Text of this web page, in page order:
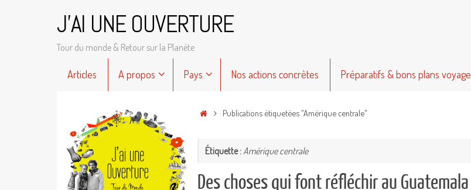
J'AI UNE OUVERTURE
Tour du monde & Retour sur la Planète
Articles A propos Pays Nos actions concrètes Préparatifs & bons plans voyage
AccueilPublications étiquetées "Amérique centrale"
Étiquette : Amérique centrale
Des choses qui font réfléchir au Guatemala